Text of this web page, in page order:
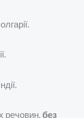
речовин,без